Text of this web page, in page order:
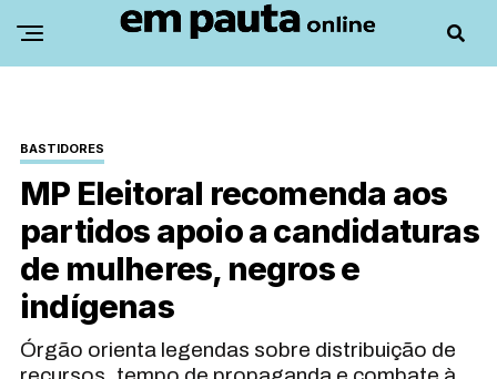
BASTIDORES
MP Eleitoral recomenda aos
partidos apoio a candidaturas
de mulheres, negros e
indígenas
Órgão orienta legendas sobre distribuição de